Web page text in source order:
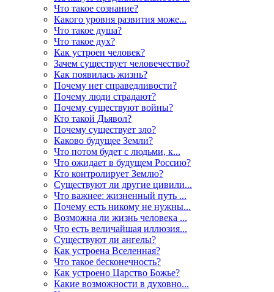
Что такое сознание?
Какого уровня развития може...
Что такое душа?
Что такое дух?
Как устроен человек?
Зачем существует человечество?
Как появилась жизнь?
Почему нет справедливости?
Почему люди страдают?
Почему существуют войны?
Кто такой Дьявол?
Почему существует зло?
Каково будущее Земли?
Что потом будет с людьми, к...
Что ожидает в будущем Россию?
Кто контролирует Землю?
Существуют ли другие цивили...
Что важнее: жизненный путь ...
Почему есть никому не нужны...
Возможна ли жизнь человека ...
Что есть величайшая иллюзия...
Существуют ли ангелы?
Как устроена Вселенная?
Что такое бесконечность?
Как устроено Царство Божье?
Какие возможности в духовно...